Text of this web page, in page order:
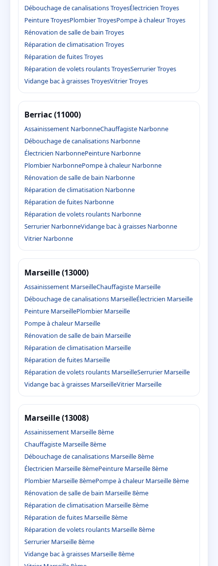
Débouchage de canalisations TroyesÉlectricien Troyes
Peinture TroyesPlombier TroyesPompe à chaleur Troyes
Rénovation de salle de bain Troyes
Réparation de climatisation Troyes
Réparation de fuites Troyes
Réparation de volets roulants TroyesSerrurier Troyes
Vidange bac à graisses TroyesVitrier Troyes
Berriac (11000)
Assainissement NarbonneChauffagiste Narbonne
Débouchage de canalisations Narbonne
Électricien NarbonnePeinture Narbonne
Plombier NarbonnePompe à chaleur Narbonne
Rénovation de salle de bain Narbonne
Réparation de climatisation Narbonne
Réparation de fuites Narbonne
Réparation de volets roulants Narbonne
Serrurier NarbonneVidange bac à graisses Narbonne
Vitrier Narbonne
Marseille (13000)
Assainissement MarseilleChauffagiste Marseille
Débouchage de canalisations MarseilleÉlectricien Marseille
Peinture MarseillePlombier Marseille
Pompe à chaleur Marseille
Rénovation de salle de bain Marseille
Réparation de climatisation Marseille
Réparation de fuites Marseille
Réparation de volets roulants MarseilleSerrurier Marseille
Vidange bac à graisses MarseilleVitrier Marseille
Marseille (13008)
Assainissement Marseille 8ème
Chauffagiste Marseille 8ème
Débouchage de canalisations Marseille 8ème
Électricien Marseille 8èmePeinture Marseille 8ème
Plombier Marseille 8èmePompe à chaleur Marseille 8ème
Rénovation de salle de bain Marseille 8ème
Réparation de climatisation Marseille 8ème
Réparation de fuites Marseille 8ème
Réparation de volets roulants Marseille 8ème
Serrurier Marseille 8ème
Vidange bac à graisses Marseille 8ème